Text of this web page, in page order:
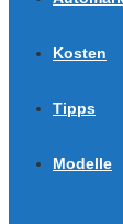
Kosten
Tipps
Modelle